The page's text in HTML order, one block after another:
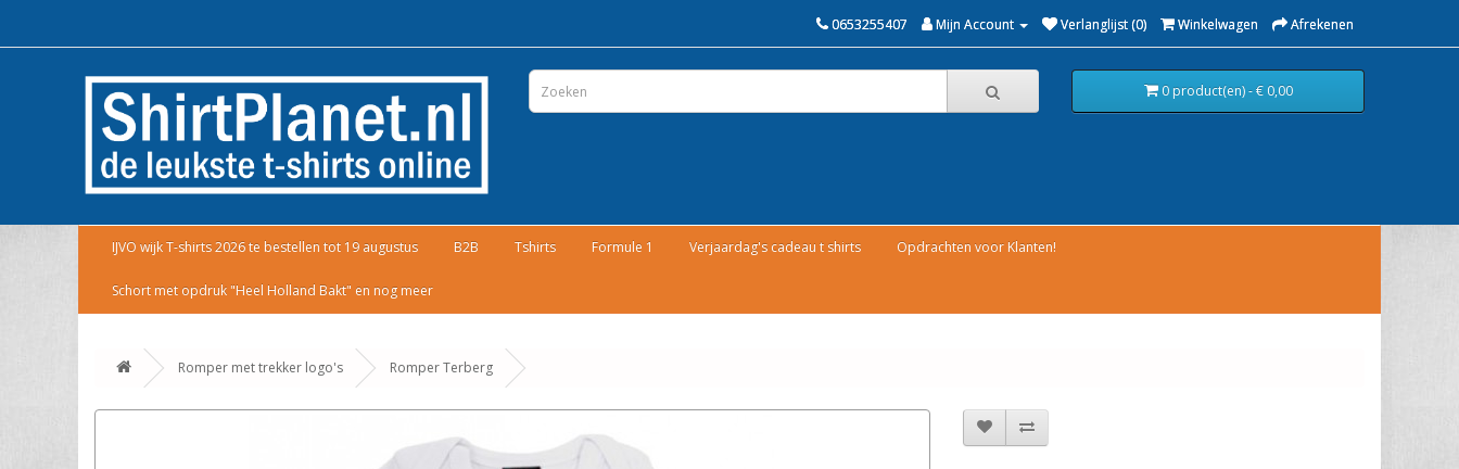
0653255407 Mijn Account Verlanglijst (0) Winkelwagen Afrekenen
0 product(en) - € 0,00
IJVO wijk T-shirts 2026 te bestellen tot 19 augustus B2B Tshirts Formule 1 Verjaardag's cadeau t shirts Opdrachten voor Klanten!
Schort met opdruk "Heel Holland Bakt" en nog meer
Romper met trekker logo's Romper Terberg